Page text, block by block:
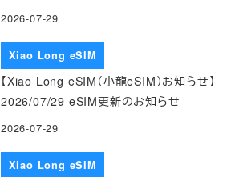
2026-07-29
Xiao Long eSIM
【Xiao Long eSIM（小龍eSIM）お知らせ】
2026/07/29 eSIM更新のお知らせ
2026-07-29
Xiao Long eSIM